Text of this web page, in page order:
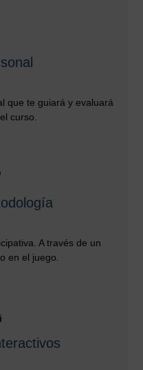
que te guiará y evaluará
curso.
A través de un
en el juego.